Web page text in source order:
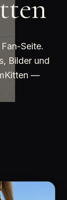
Seite.
Bilder und
—